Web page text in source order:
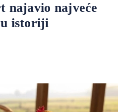
najavio najveće
u istoriji